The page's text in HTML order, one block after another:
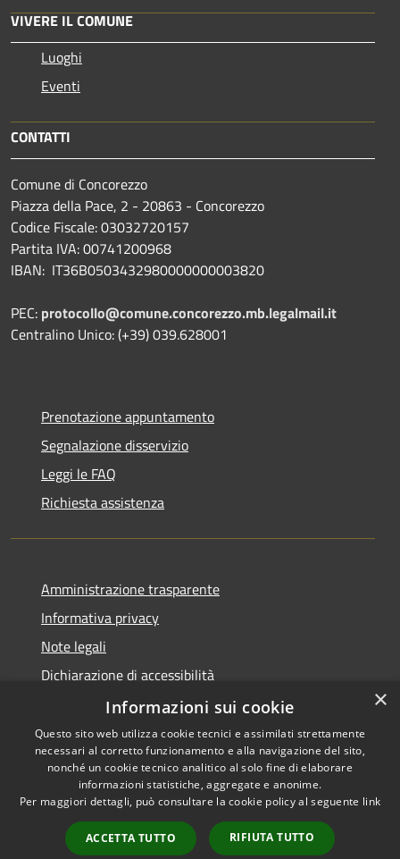
VIVERE IL COMUNE
Luoghi
Eventi
CONTATTI
Comune di Concorezzo
Piazza della Pace, 2 - 20863 - Concorezzo
Codice Fiscale: 03032720157
Partita IVA: 00741200968
IBAN: IT36B0503432980000000003820
PEC: protocollo@comune.concorezzo.mb.legalmail.it
Centralino Unico: (+39) 039.628001
Prenotazione appuntamento
Segnalazione disservizio
Leggi le FAQ
Richiesta assistenza
Amministrazione trasparente
Informativa privacy
Note legali
Dichiarazione di accessibilità
Whistleblowing
RSS
Accessibilità
Copyright © 2026 • Comune di
Concorezzo • Powered by
Municipium•
Accesso
×
Informazioni sui cookie
Questo sito web utilizza cookie tecnici e assimilati strettamente
necessari al corretto funzionamento e alla navigazione del sito,
nonché un cookie tecnico analitico al solo fine di elaborare
informazioni statistiche, aggregate e anonime.
Per maggiori dettagli, può consultare la cookie policy al seguente link
ACCETTA TUTTO RIFIUTA TUTTO